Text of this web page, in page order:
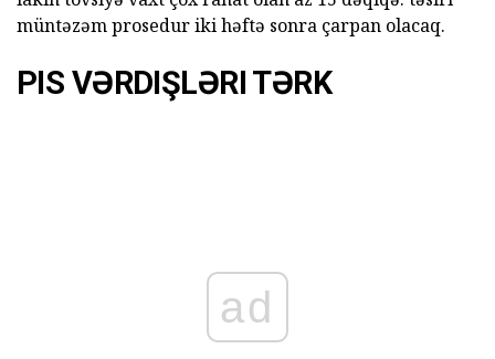
müntəzəm prosedur iki həftə sonra çarpan olacaq.
PIS VƏRDIŞLƏRI TƏRK
ad